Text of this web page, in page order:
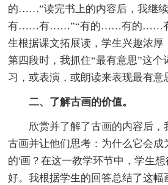
的……”读完书上的内容后，我继
有……有……”“有的……有的……
生根据课文拓展读，学生兴趣浓厚
第四段时，我抓住“最有意思”这个
习，或表演，或朗读来表现最有意
二、了解古画的价值。
欣赏并了解了古画的内容后，
古画并让他们思考：为什么它会成
的'画？在这一教学环节中，学生
好。我根据学生的回答总结了这幅